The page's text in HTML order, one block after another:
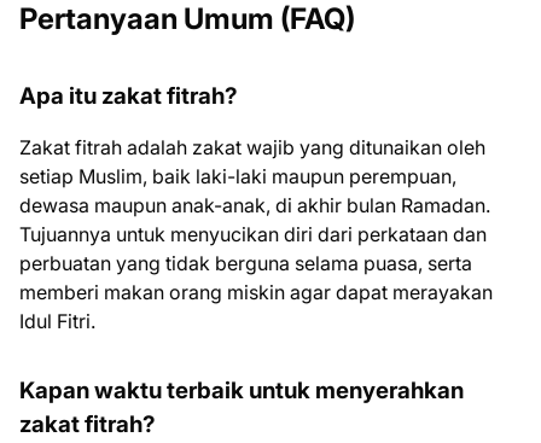
Pertanyaan Umum (FAQ)
Apa itu zakat fitrah?
Zakat fitrah adalah zakat wajib yang ditunaikan oleh
setiap Muslim, baik laki-laki maupun perempuan,
dewasa maupun anak-anak, di akhir bulan Ramadan.
Tujuannya untuk menyucikan diri dari perkataan dan
perbuatan yang tidak berguna selama puasa, serta
memberi makan orang miskin agar dapat merayakan
Idul Fitri.
Kapan waktu terbaik untuk menyerahkan
zakat fitrah?